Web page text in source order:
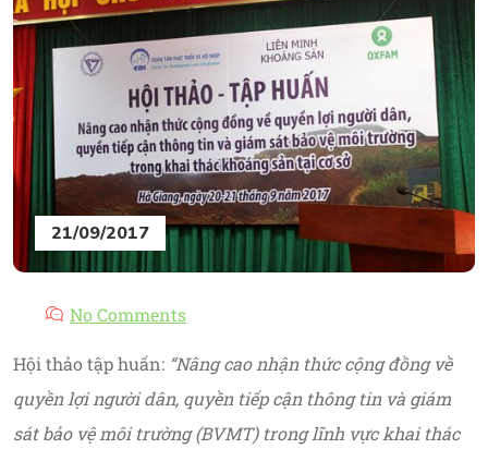
21/09/2017
No Comments
Hội thảo tập huấn: “Nâng cao nhận thức cộng đồng về
quyền lợi người dân, quyền tiếp cận thông tin và giám
sát bảo vệ môi trường (BVMT) trong lĩnh vực khai thác